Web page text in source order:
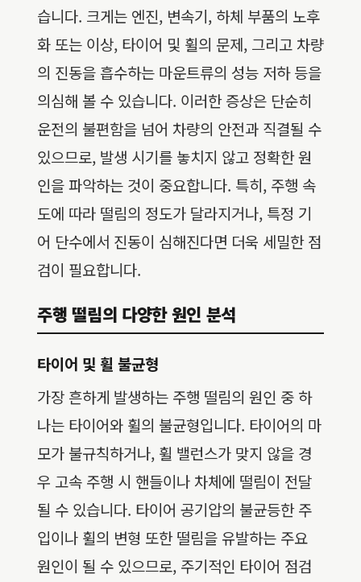
습니다. 크게는 엔진, 변속기, 하체 부품의 노후
화 또는 이상, 타이어 및 휠의 문제, 그리고 차량
의 진동을 흡수하는 마운트류의 성능 저하 등을
의심해 볼 수 있습니다. 이러한 증상은 단순히
운전의 불편함을 넘어 차량의 안전과 직결될 수
있으므로, 발생 시기를 놓치지 않고 정확한 원
인을 파악하는 것이 중요합니다. 특히, 주행 속
도에 따라 떨림의 정도가 달라지거나, 특정 기
어 단수에서 진동이 심해진다면 더욱 세밀한 점
검이 필요합니다.
주행 떨림의 다양한 원인 분석
타이어 및 휠 불균형
가장 흔하게 발생하는 주행 떨림의 원인 중 하
나는 타이어와 휠의 불균형입니다. 타이어의 마
모가 불규칙하거나, 휠 밸런스가 맞지 않을 경
우 고속 주행 시 핸들이나 차체에 떨림이 전달
될 수 있습니다. 타이어 공기압의 불균등한 주
입이나 휠의 변형 또한 떨림을 유발하는 주요
원인이 될 수 있으므로, 주기적인 타이어 점검